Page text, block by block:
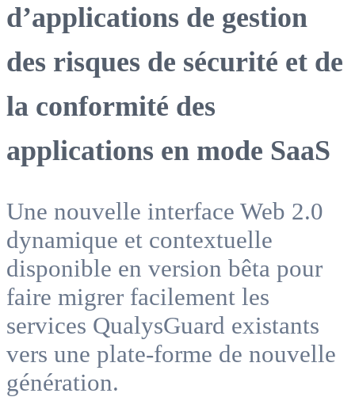
d’applications de gestion
des risques de sécurité et de
la conformité des
applications en mode SaaS
Une nouvelle interface Web 2.0
dynamique et contextuelle
disponible en version bêta pour
faire migrer facilement les
services QualysGuard existants
vers une plate-forme de nouvelle
génération.